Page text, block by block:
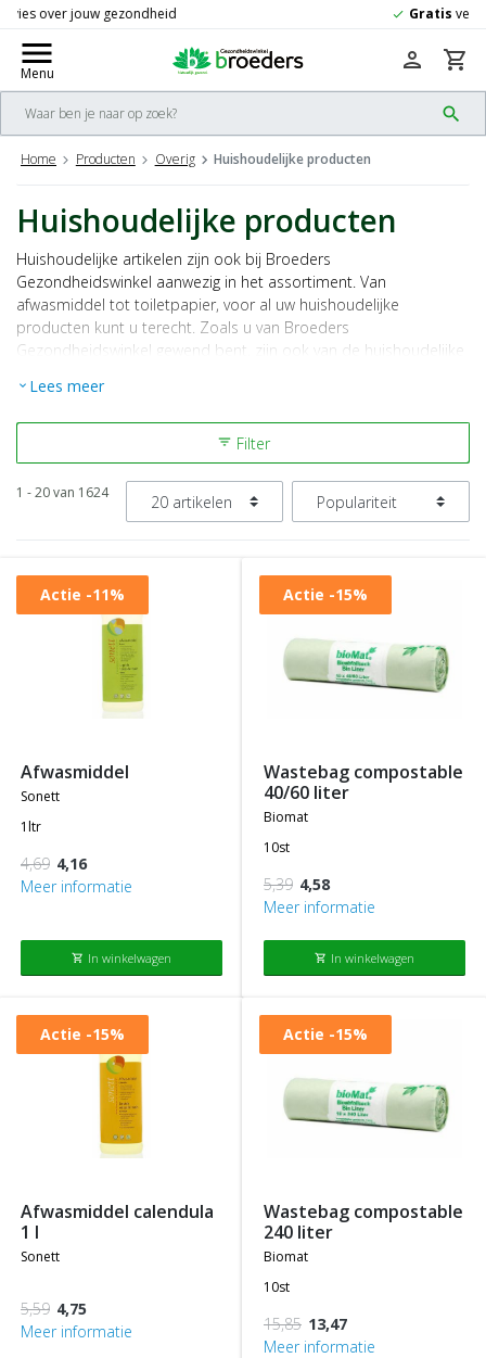
check Gratis
menu
Menu
search
person shopping_cart
Home Producten Overig Huishoudelijke producten
Huishoudelijke producten
Huishoudelijke artikelen zijn ook bij Broeders
Gezondheidswinkel aanwezig in het assortiment. Van
afwasmiddel tot toiletpapier, voor al uw huishoudelijke
producten kunt u terecht. Zoals u van Broeders
Gezondheidswinkel gewend bent, zijn ook van de huishoudelijke
altijd terecht bij een van onze medewerkers.
expand_more Lees meer
filter_list Filter
1 - 20 van 1624
Actie -11%
afwasmiddel
sonett
1ltr
4,69 4,16
Meer informatie
shopping_cart In winkelwagen
Actie -15%
wastebag compostable
40/60 liter
biomat
10st
5,39 4,58
Meer informatie
shopping_cart In winkelwagen
Actie -15%
afwasmiddel calendula
1 l
sonett
5,59 4,75
Meer informatie
Actie -15%
wastebag compostable
240 liter
biomat
10st
15,85 13,47
Meer informatie